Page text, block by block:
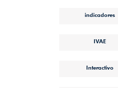
indicadores
IVAE
Interactivo